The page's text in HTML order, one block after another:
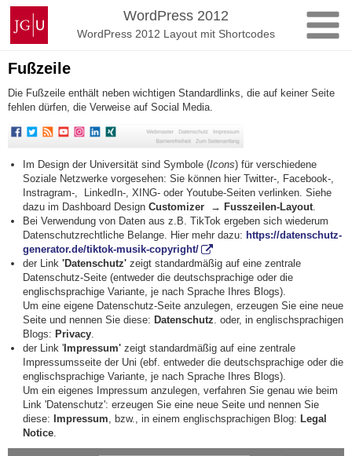
Zum
Inhalt
springen
Johannes
Gutenberg-
Universität
Mainz
WordPress 2012
WordPress 2012 Layout mit Shortcodes
Fußzeile
Die Fußzeile enthält neben wichtigen Standardlinks, die auf keiner Seite
fehlen dürfen, die Verweise auf Social Media.
Im Design der Universität sind Symbole (Icons) für verschiedene
Soziale Netzwerke vorgesehen: Sie können hier Twitter-, Facebook-,
Instragram-, LinkedIn-, XING- oder Youtube-Seiten verlinken. Siehe
dazu im Dashboard DesignCustomizer → Fusszeilen-Layout
Bei Verwendung von Daten aus z.B. TikTok ergeben sich wiederum
Datenschutzrechtliche Belange. Hier mehr dazu: https://datenschutz-
generator.de/tiktok-musik-copyright/
der Link 'Datenschutz' zeigt standardmäßig auf eine zentrale
Datenschutz-Seite (entweder die deutschsprachige oder die
englischsprachige Variante, je nach Sprache Ihres Blogs).
Um eine eigene Datenschutz-Seite anzulegen, erzeugen Sie eine neue
Seite und nennen Sie diese:Datenschutz . oder, in englischsprachigen
Blogs:Privacy
der Link 'Impressum' zeigt standardmäßig auf eine zentrale
Impressumsseite der Uni (ebf. entweder die deutschsprachige oder die
englischsprachige Variante, je nach Sprache Ihres Blogs).
Um ein eigenes Impressum anzulegen, verfahren Sie genau wie beim
Link 'Datenschutz': erzeugen Sie eine neue Seite und nennen Sie
diese:Impressum , bzw., in einem englischsprachigen Blog:Legal
Notice